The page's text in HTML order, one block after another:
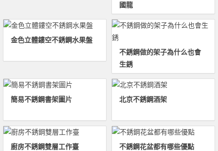
國龍
金色立體鏤空不銹鋼水果盤
不銹鋼做的架子為什么也會
生銹
簡易不銹鋼書架圖片 北京不銹鋼酒架
廚房不銹鋼雙層工作臺 不銹鋼花盆都有哪些優點